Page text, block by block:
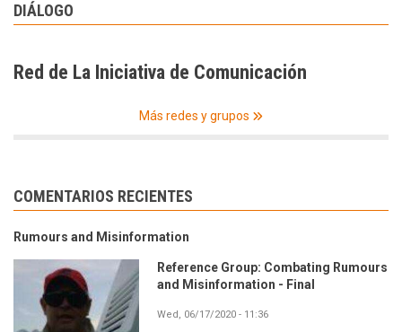
DIÁLOGO
Red de La Iniciativa de Comunicación
Más redes y grupos
COMENTARIOS RECIENTES
Rumours and Misinformation
Reference Group: Combating Rumours
and Misinformation - Final
Wed, 06/17/2020 - 11:36